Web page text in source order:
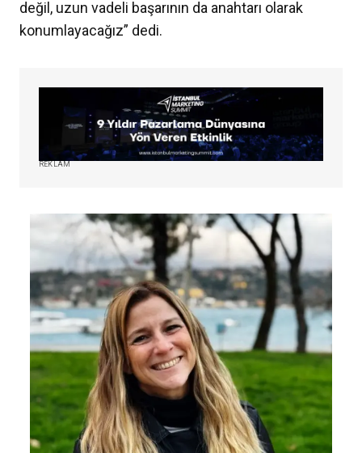
değil, uzun vadeli başarının da anahtarı olarak
konumlayacağız” dedi.
REKLAM